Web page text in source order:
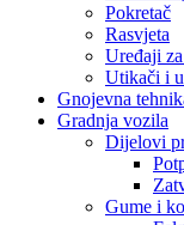
Pokretač
Rasvjeta
Uređaji
Utikači i
Gnojevna
Gradnja vozila
Dijelovi
Gume i